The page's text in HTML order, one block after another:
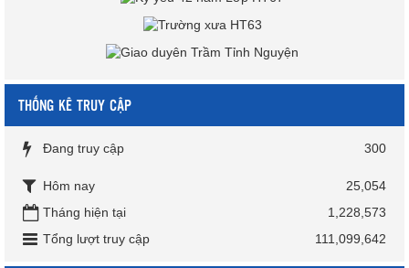
THỐNG KÊ TRUY CẬP
Đang truy cập 300
Hôm nay
25,054
Tháng hiện tại
1,228,573
Tổng lượt truy cập
111,099,642